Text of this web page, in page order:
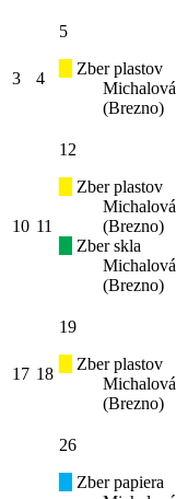
3 4
5
Zber plastov
Michalová
(Brezno)
10 11
12
Zber plastov
Michalová
(Brezno)
Zber skla
Michalová
(Brezno)
17 18
19
Zber plastov
Michalová
(Brezno)
26
Zber papiera